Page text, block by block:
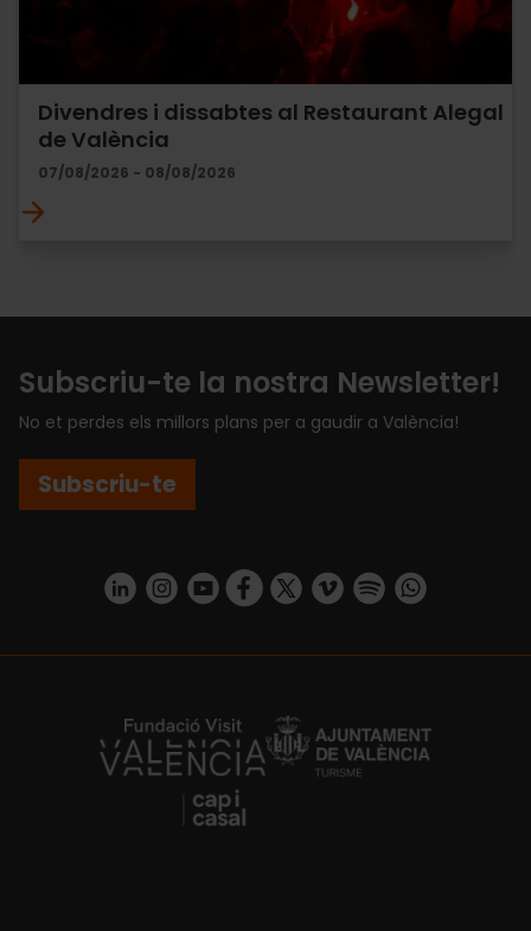
Divendres i dissabtes al Restaurant Alegal
de València
07/08/2026 - 08/08/2026
Subscriu-te la nostra Newsletter!
No et perdes els millors plans per a gaudir a València!
Subscriu-te
https://www.linkedin.com/company/turismo-valencia/mycompany/
https://www.instagram.com/visit_valencia/
https://www.youtube.com/user/
https://www.facebook.com/
https://twitter.com/
https://vimeo.com/
https://https://api.whatsapp.com/
https://fundacion.visitvalencia.com/